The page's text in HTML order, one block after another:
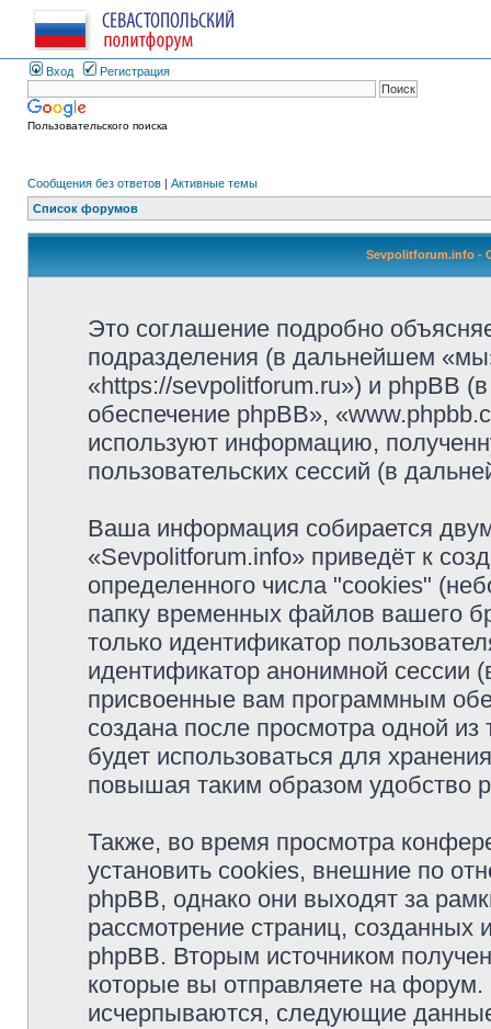
Вход Регистрация
Пользовательского поиска
Сообщения без ответов | Активные темы
Список форумов
Sevpolitforum.info -
Это соглашение подробно
подразделения (в дальнейшем
«https://sevpolitforum.ru») и phpBB
обеспечение phpBB»,
используют информацию,
пользовательских сессий (в
Ваша информация собирается
«Sevpolitforum.info» приведёт к
определенного числа "cookies"
папку временных файлов вашего
только идентификатор
идентификатор анонимной сессии
присвоенные вам программным
создана после просмотра одной
будет использоваться для
повышая таким образом удобство
Также, во время просмотра
установить cookies, внешние по
phpBB, однако они выходят за
рассмотрение страниц,
phpBB. Вторым источником
которые вы отправляете на
исчерпываются, следующие